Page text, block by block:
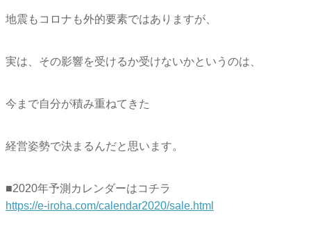
地震もコロナも外的要素ではありますが、
実は、その影響を受けるか受けないかというのは、
今まで自分が積み重ねてきた
経営姿勢で決まるんだと思います。
■2020年予測カレンダーはコチラ
https://e-iroha.com/calendar2020/sale.html